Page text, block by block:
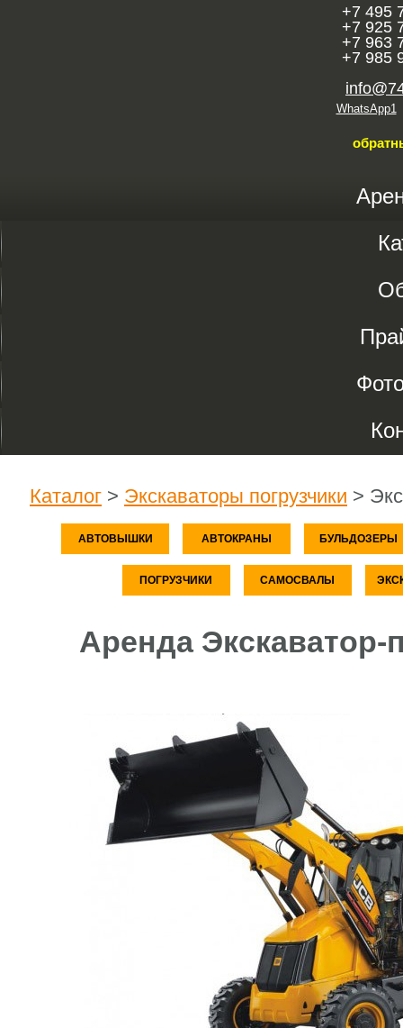
+7 495
+7 925
+7 963
+7 985
WhatsApp1
Каталог > Экскаваторы погрузчики >
АВТОВЫШКИ АВТОКРАНЫ БУЛЬДОЗЕРЫ
ПОГРУЗЧИКИ САМОСВАЛЫ
Аренда Экскаватор-